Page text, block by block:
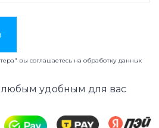
вы соглашаетесь на обработку данных
удобным для вас